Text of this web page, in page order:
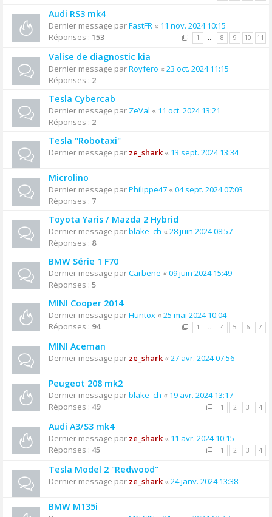
Audi RS3 mk4
Dernier message parFastFR « 11 nov. 2024 10:15
Réponses : 153 1 … 8 9 10 11
Valise de diagnostic kia
Dernier message parRoyfero « 23 oct. 2024 11:15
Réponses : 2
Tesla Cybercab
Dernier message par ZeVal « 11 oct. 2024 13:21
Réponses : 2
Tesla "Robotaxi"
Dernier message par ze_shark« 13 sept. 2024 13:34
Microlino
Dernier message parPhilippe47 « 04 sept. 2024 07:03
Réponses : 7
Toyota Yaris / Mazda 2 Hybrid
Dernier message parblake_ch « 28 juin 2024 08:57
Réponses : 8
BMW Série 1 F70
Dernier message parCarbene « 09 juin 2024 15:49
Réponses : 5
MINI Cooper 2014
Dernier message parHuntox « 25 mai 2024 10:04
Réponses : 94 1 … 4 5 6 7
MINI Aceman
Dernier message par ze_shark« 27 avr. 2024 07:56
Peugeot 208 mk2
Dernier message parblake_ch « 19 avr. 2024 13:17
Réponses : 49 1 2 3 4
Audi A3/S3 mk4
Dernier message par ze_shark« 11 avr. 2024 10:15
Réponses : 45 1 2 3 4
Tesla Model 2 "Redwood"
Dernier message par ze_shark« 24 janv. 2024 13:38
BMW M135i